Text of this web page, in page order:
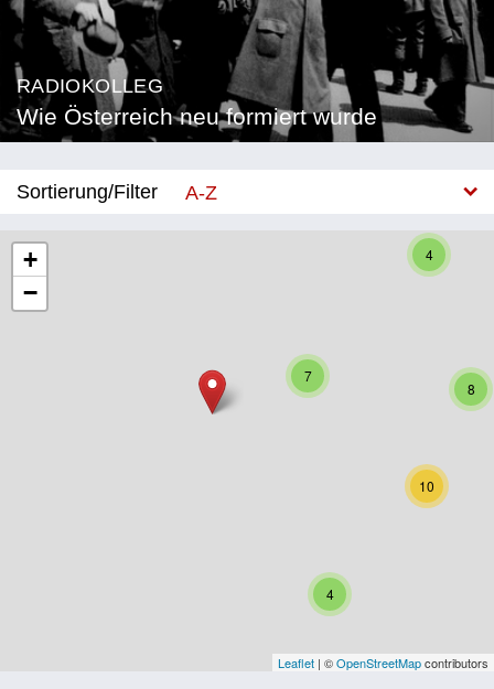
RADIOKOLLEG
Wie Österreich neu formiert wurde
Sortierung/Filter
A-Z
Kärnten
Vorarlberg
10
7
4
4
8
+
−
Leaflet | ©OpenStreetMapcontributors